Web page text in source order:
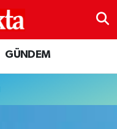
GÜNDEM